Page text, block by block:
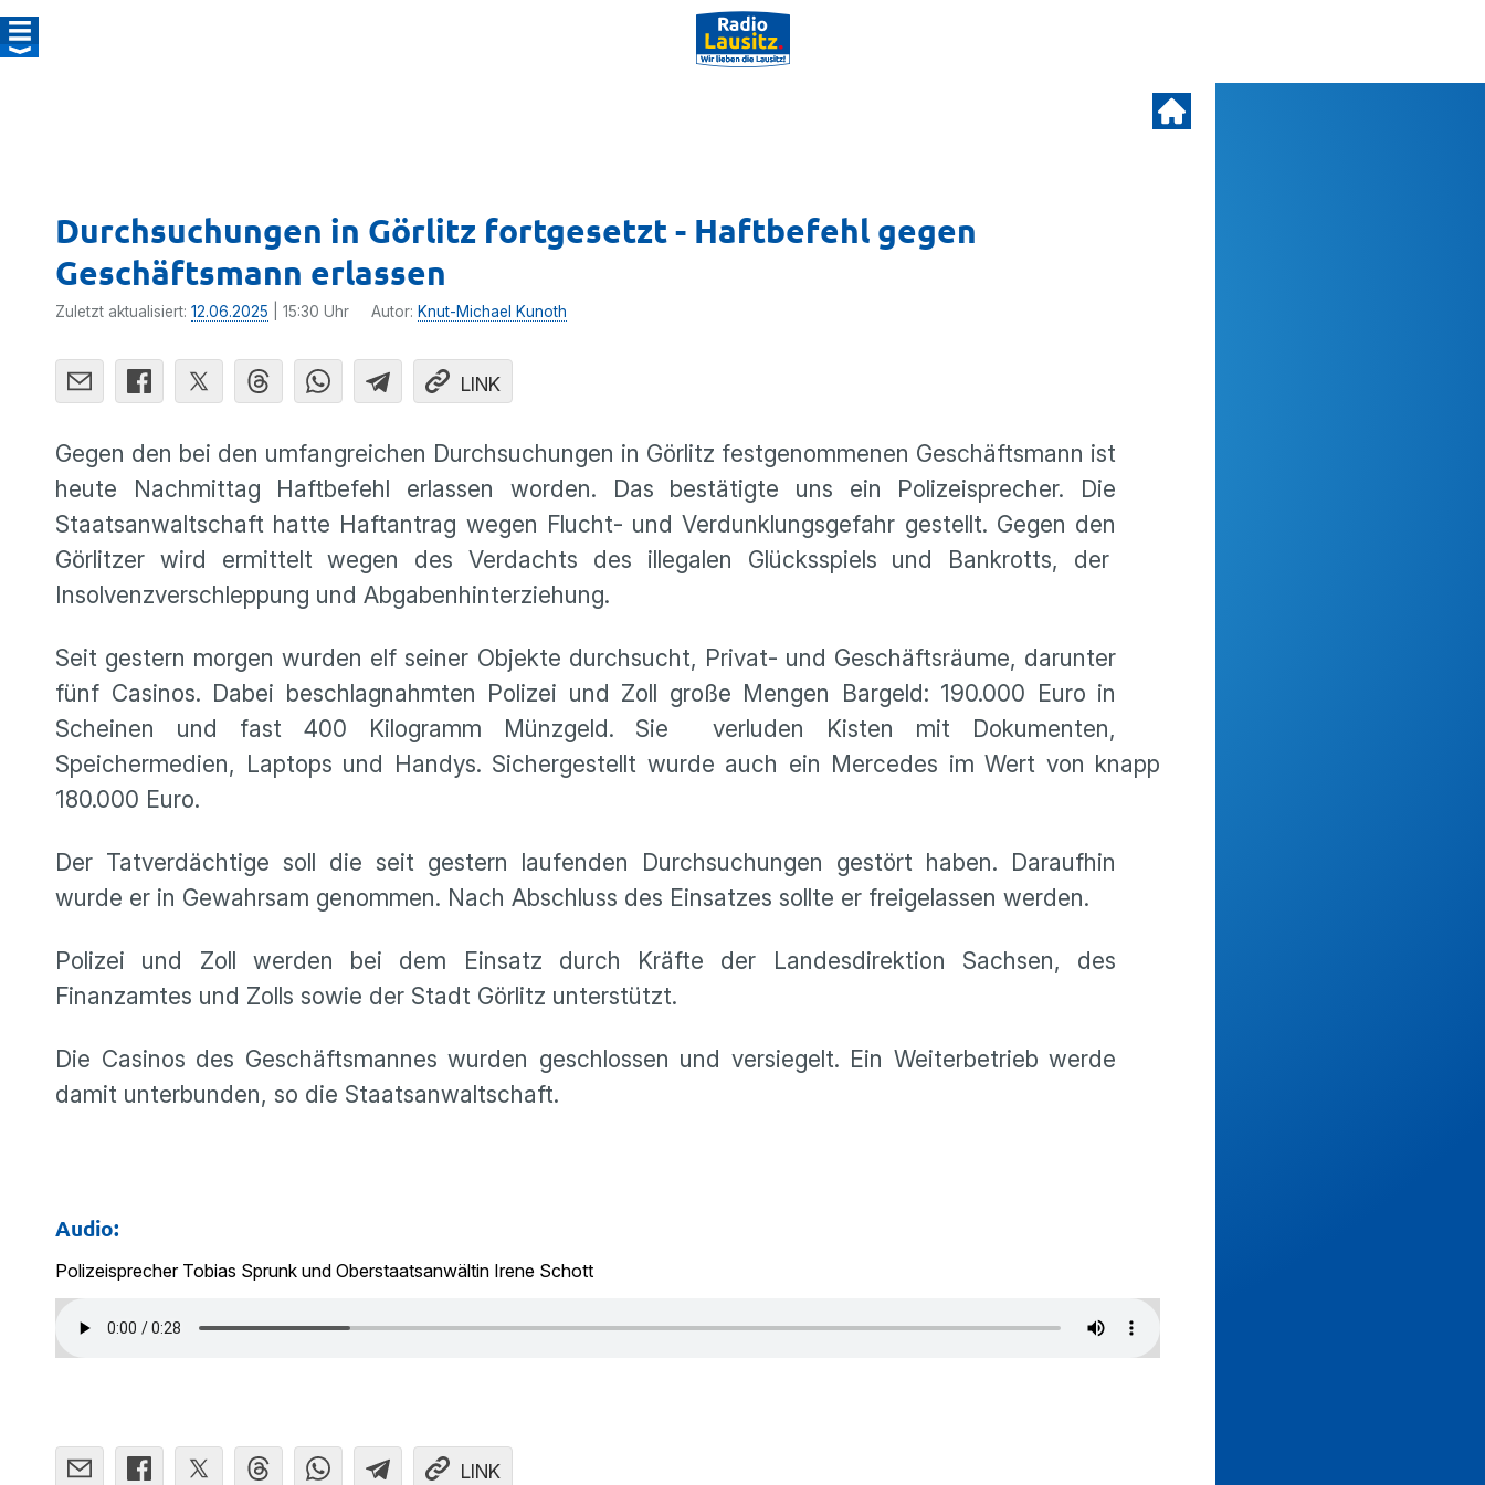
Durchsuchungen in Görlitz fortgesetzt - Haftbefehl gegen
Geschäftsmann erlassen
Zuletzt aktualisiert: 12.06.2025 | 15:30 Uhr Autor: Knut-Michael Kunoth
LINK
Gegen den bei den umfangreichen Durchsuchungen in Görlitz festgenommenen Geschäftsmann ist
heute Nachmittag Haftbefehl erlassen worden. Das bestätigte uns ein Polizeisprecher. Die
Staatsanwaltschaft hatte Haftantrag wegen Flucht- und Verdunklungsgefahr gestellt. Gegen den
Görlitzer wird ermittelt wegen des Verdachts des illegalen Glücksspiels und Bankrotts, der
Insolvenzverschleppung und Abgabenhinterziehung.
Seit gestern morgen wurden elf seiner Objekte durchsucht, Privat- und Geschäftsräume, darunter
fünf Casinos. Dabei beschlagnahmten Polizei und Zoll große Mengen Bargeld: 190.000 Euro in
Scheinen und fast 400 Kilogramm Münzgeld. Sie verluden Kisten mit Dokumenten,
Speichermedien, Laptops und Handys. Sichergestellt wurde auch ein Mercedes im Wert von knapp
180.000 Euro.
Der Tatverdächtige soll die seit gestern laufenden Durchsuchungen gestört haben. Daraufhin
wurde er in Gewahrsam genommen. Nach Abschluss des Einsatzes sollte er freigelassen werden.
Polizei und Zoll werden bei dem Einsatz durch Kräfte der Landesdirektion Sachsen, des
Finanzamtes und Zolls sowie der Stadt Görlitz unterstützt.
Die Casinos des Geschäftsmannes wurden geschlossen und versiegelt. Ein Weiterbetrieb werde
damit unterbunden, so die Staatsanwaltschaft.
Audio:
Polizeisprecher Tobias Sprunk und Oberstaatsanwältin Irene Schott
LINK